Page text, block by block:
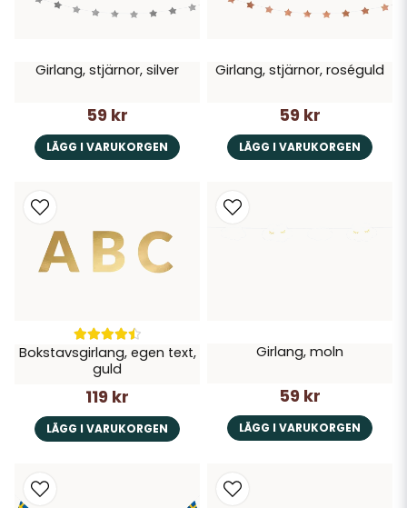
Girlang, stjärnor, silver
59 kr
LÄGG I VARUKORGEN
Girlang, stjärnor, roséguld
59 kr
LÄGG I VARUKORGEN
Bokstavsgirlang, egen text,
guld
119 kr
LÄGG I VARUKORGEN
Girlang, moln
59 kr
LÄGG I VARUKORGEN